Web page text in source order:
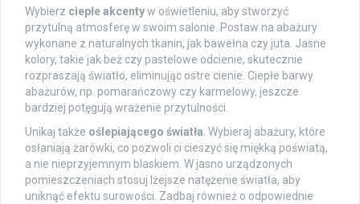
Wybierz ciepłe akcentyw oświetleniu, aby stworzyć
przytulną atmosferę w swoim salonie. Postaw na abażury
wykonane z naturalnych tkanin, jak bawełna czy juta. Jasne
kolory, takie jak beż czy pastelowe odcienie, skutecznie
rozpraszają światło, eliminując ostre cienie. Ciepłe barwy
abażurów, np. pomarańczowy czy karmelowy, jeszcze
bardziej potęgują wrażenie przytulności.
Unikaj także oślepiającego światła . Wybieraj abażury, które
osłaniają żarówki, co pozwoli ci cieszyć się miękką poświatą,
a nie nieprzyjemnym blaskiem. W jasno urządzonych
pomieszczeniach stosuj lżejsze natężenie światła, aby
uniknąć efektu surowości. Zadbaj również o odpowiednie